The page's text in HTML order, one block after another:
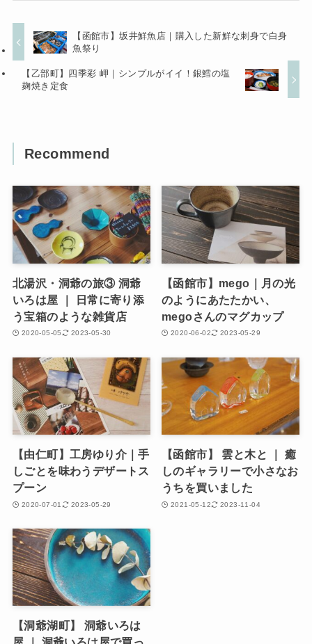
【函館市】坂井鮮魚店｜購入した新鮮な刺身で白身
魚祭り
【乙部町】四季彩 岬｜シンプルがイイ！銀鱈の塩
麹焼き定食
Recommend
北湯沢・洞爺の旅③ 洞爺
いろは屋 ｜ 日常に寄り添
う宝箱のような雑貨店
2020-05-05 2023-05-30
【函館市】mego｜月の光
のようにあたたかい、
megoさんのマグカップ
2020-06-02 2023-05-29
【由仁町】工房ゆり介｜手
しごとを味わうデザートス
プーン
2020-07-01 2023-05-29
【函館市】 雲と木と ｜ 癒
しのギャラリーで小さなお
うちを買いました
2021-05-12 2023-11-04
【洞爺湖町】 洞爺いろは